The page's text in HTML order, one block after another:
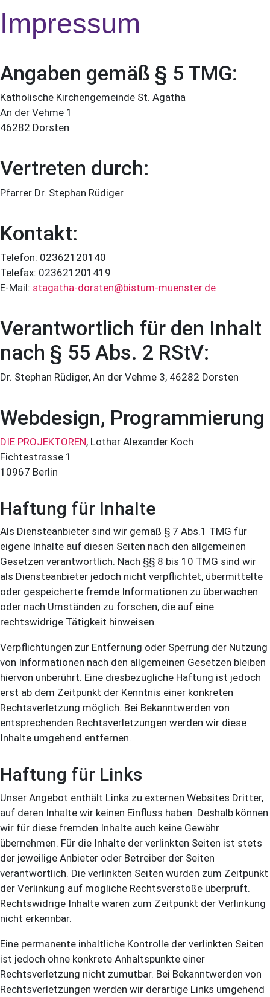
Impressum
Angaben gemäß § 5 TMG:
Katholische Kirchengemeinde St. Agatha
An der Vehme 1
46282 Dorsten
Vertreten durch:
Pfarrer Dr. Stephan Rüdiger
Kontakt:
Telefon: 02362120140
Telefax: 023621201419
E-Mail: stagatha-dorsten@bistum-muenster.de
Verantwortlich für den Inhalt
nach § 55 Abs. 2 RStV:
Dr. Stephan Rüdiger, An der Vehme 3, 46282 Dorsten
Webdesign, Programmierung
DIE.PROJEKTOREN, Lothar Alexander Koch
Fichtestrasse 1
10967 Berlin
Haftung für Inhalte
Als Diensteanbieter sind wir gemäß § 7 Abs.1 TMG für
eigene Inhalte auf diesen Seiten nach den allgemeinen
Gesetzen verantwortlich. Nach §§ 8 bis 10 TMG sind wir
als Diensteanbieter jedoch nicht verpflichtet, übermittelte
oder gespeicherte fremde Informationen zu überwachen
oder nach Umständen zu forschen, die auf eine
rechtswidrige Tätigkeit hinweisen.
Verpflichtungen zur Entfernung oder Sperrung der Nutzung
von Informationen nach den allgemeinen Gesetzen bleiben
hiervon unberührt. Eine diesbezügliche Haftung ist jedoch
erst ab dem Zeitpunkt der Kenntnis einer konkreten
Rechtsverletzung möglich. Bei Bekanntwerden von
entsprechenden Rechtsverletzungen werden wir diese
Inhalte umgehend entfernen.
Haftung für Links
Unser Angebot enthält Links zu externen Websites Dritter,
auf deren Inhalte wir keinen Einfluss haben. Deshalb können
wir für diese fremden Inhalte auch keine Gewähr
übernehmen. Für die Inhalte der verlinkten Seiten ist stets
der jeweilige Anbieter oder Betreiber der Seiten
verantwortlich. Die verlinkten Seiten wurden zum Zeitpunkt
der Verlinkung auf mögliche Rechtsverstöße überprüft.
Rechtswidrige Inhalte waren zum Zeitpunkt der Verlinkung
nicht erkennbar.
Eine permanente inhaltliche Kontrolle der verlinkten Seiten
ist jedoch ohne konkrete Anhaltspunkte einer
Rechtsverletzung nicht zumutbar. Bei Bekanntwerden von
Rechtsverletzungen werden wir derartige Links umgehend